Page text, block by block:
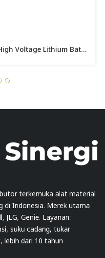
12 - 18T Hangcha XH Series High Voltage Lithium Battery Forklift
terkemuka alat material
di Indonesia. Merek utama
Genie. Layanan:
suku cadang, tukar
lebih dari 10 tahun